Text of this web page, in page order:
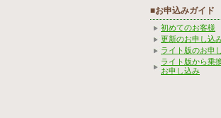
■お申込みガイド
初めてのお客様
更新のお申し込
ライト版のお申
ライト版から乗
お申し込み